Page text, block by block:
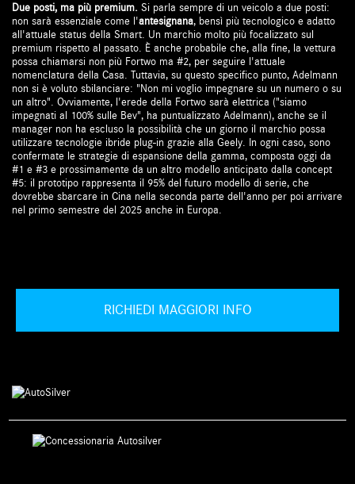
Due posti, ma più premium.Si parla sempre di un veicolo a due posti:
non sarà essenziale come l'antesignana, bensì più tecnologico e adatto
all'attuale status della Smart. Un marchio molto più focalizzato sul
premium rispetto al passato. È anche probabile che, alla fine, la vettura
possa chiamarsi non più Fortwo ma #2, per seguire l'attuale
nomenclatura della Casa. Tuttavia, su questo specifico punto, Adelmann
non si è voluto sbilanciare: "Non mi voglio impegnare su un numero o su
un altro". Ovviamente, l'erede della Fortwo sarà elettrica ("siamo
impegnati al 100% sulle Bev", ha puntualizzato Adelmann), anche se il
manager non ha escluso la possibilità che un giorno il marchio possa
utilizzare tecnologie ibride plug-in grazie alla Geely. In ogni caso, sono
confermate le strategie di espansione della gamma, composta oggi da
#1 e #3 e prossimamente da un altro modello anticipato dalla concept
#5: il prototipo rappresenta il 95% del futuro modello di serie, che
dovrebbe sbarcare in Cina nella seconda parte dell'anno per poi arrivare
nel primo semestre del 2025 anche in Europa.
RICHIEDI MAGGIORI INFO